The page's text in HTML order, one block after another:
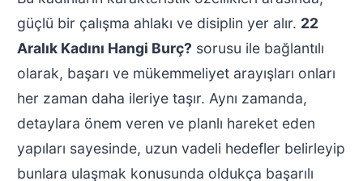
güçlü bir çalışma ahlakı ve disiplin yer alır. 22
Aralık Kadını Hangi Burç? sorusu ile bağlantılı
olarak, başarı ve mükemmeliyet arayışları onları
her zaman daha ileriye taşır. Aynı zamanda,
detaylara önem veren ve planlı hareket eden
yapıları sayesinde, uzun vadeli hedefler belirleyip
bunlara ulaşmak konusunda oldukça başarılı